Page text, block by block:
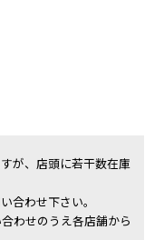
が、店頭に若干数在庫
合わせ下さい。
わせのうえ各店舗から